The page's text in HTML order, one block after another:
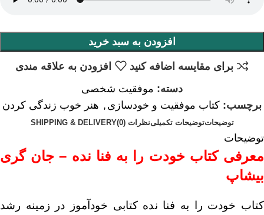
افزودن به سبد خرید
برای مقایسه اضافه کنید
افزودن به علاقه مندی
دسته: موفقیت شخصی
برچسب: کتاب موفقیت و خودسازی , هنر خوب زندگی کردن
توضیحاتتوضیحات تکمیلینظرات (0) SHIPPING & DELIVERY
توضیحات
معرفی کتاب خودت را به فنا نده – جان گری
بیشاپ
کتاب خودت را به فنا نده کتابی خودآموز در زمینه رشد